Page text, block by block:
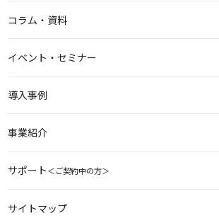
コラム・資料
イベント・セミナー
導入事例
事業紹介
サポート＜ご契約中の方＞
サイトマップ